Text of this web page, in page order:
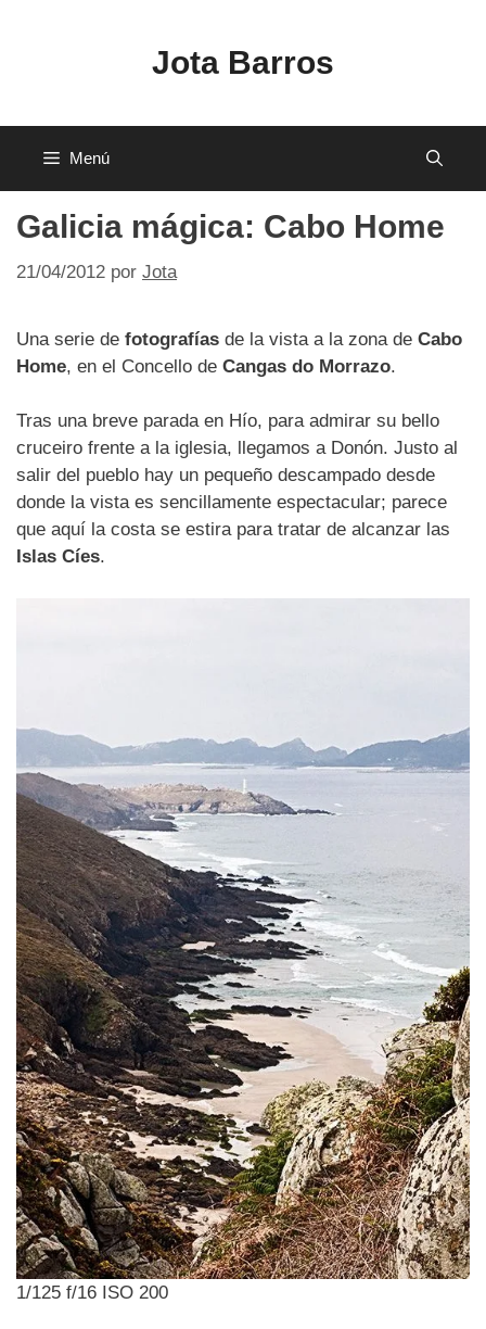
Jota Barros
Menú
Galicia mágica: Cabo Home
21/04/2012 por Jota
Una serie de fotografías de la vista a la zona de Cabo
Home, en el Concello de Cangas do Morrazo.
Tras una breve parada en Hío, para admirar su bello
cruceiro frente a la iglesia, llegamos a Donón. Justo al
salir del pueblo hay un pequeño descampado desde
donde la vista es sencillamente espectacular; parece
que aquí la costa se estira para tratar de alcanzar las
Islas Cíes.
1/125 f/16 ISO 200